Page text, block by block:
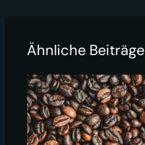
Ähnliche Beiträge